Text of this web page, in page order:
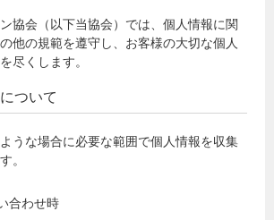
協会（以下当協会）では、個人情報に関
他の規範を遵守し、お客様の大切な個人
尽くします。
ついて
うな場合に必要な範囲で個人情報を収集
。
合わせ時